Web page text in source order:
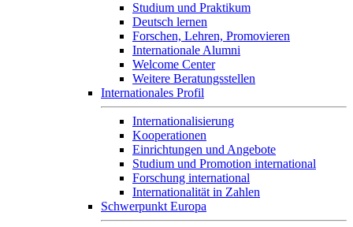
Studium und Praktikum
Deutsch lernen
Forschen, Lehren, Promovieren
Internationale Alumni
Welcome Center
Weitere Beratungsstellen
Internationales Profil
Internationalisierung
Kooperationen
Einrichtungen und Angebote
Studium und Promotion international
Forschung international
Internationalität in Zahlen
Schwerpunkt Europa